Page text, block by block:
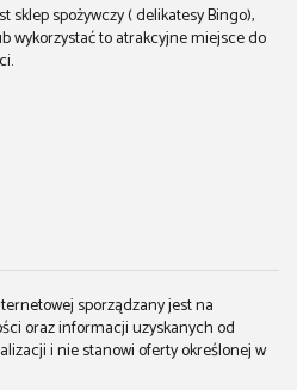
spożywczy ( delikatesy Bingo),
wykorzystać to atrakcyjne miejsce do
sporządzany jest na
oraz informacji uzyskanych od
i nie stanowi oferty określonej w